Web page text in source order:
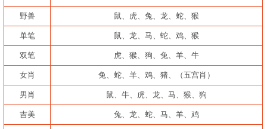
野兽 鼠、虎、兔、龙、蛇、猴
单笔 鼠、龙、马、蛇、鸡、猴
双笔 虎、猴、狗、兔、羊、牛
女肖 兔、蛇、羊、鸡、猪、（五宫肖）
男肖 鼠、牛、虎、龙、马、猴、狗
吉美 兔、龙、蛇、马、羊、鸡